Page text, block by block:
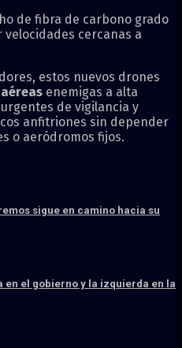
de fibra de carbono grado
velocidades cercanas a
estos nuevos drones
enemigas a alta
de vigilancia y
anfitriones sin depender
o aeródromos fijos.
sigue en camino hacia su
el gobierno y la izquierda en la